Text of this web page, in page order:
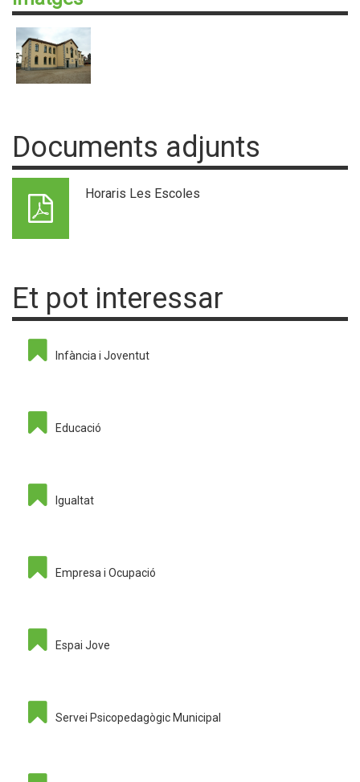
Documents adjunts
Horaris Les Escoles
Et pot interessar
Infància i Joventut
Educació
Igualtat
Empresa i Ocupació
Espai Jove
Servei Psicopedagògic Municipal